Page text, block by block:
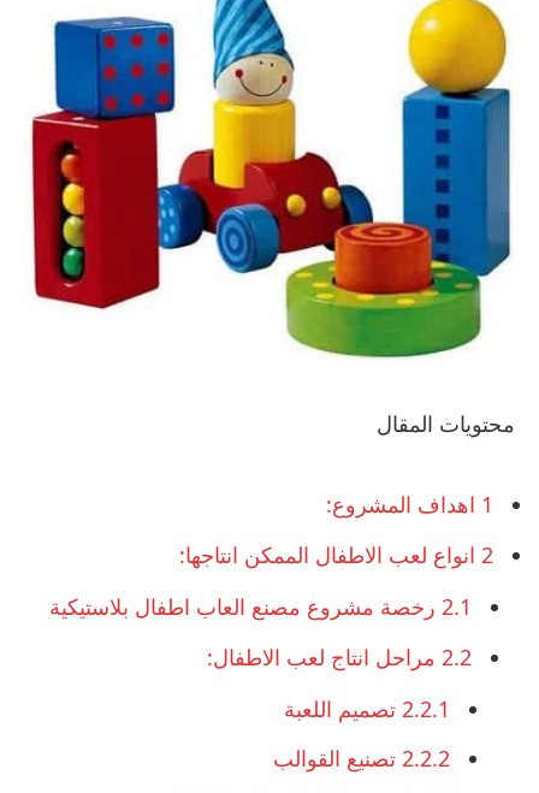
محتويات المقال
1 اهداف المشروع:
2 انواع لعب الاطفال الممكن انتاجها:
2.1 رخصة مشروع مصنع العاب اطفال بلاستيكية
2.2 مراحل انتاج لعب الاطفال:
2.2.1 تصميم اللعبة
2.2.2 تصنيع القوالب